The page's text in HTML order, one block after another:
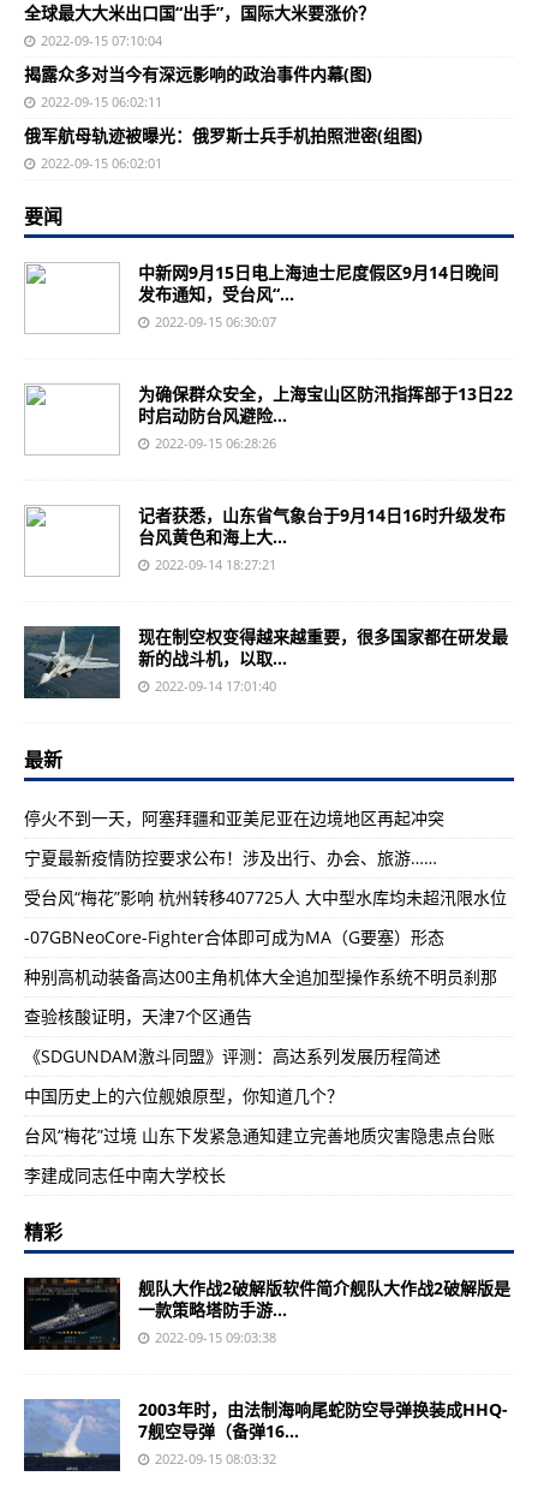
全球最大大米出口国“出手”，国际大米要涨价？
2022-09-15 07:10:04
揭露众多对当今有深远影响的政治事件内幕(图)
2022-09-15 06:02:11
俄军航母轨迹被曝光：俄罗斯士兵手机拍照泄密(组图)
2022-09-15 06:02:01
要闻
中新网9月15日电上海迪士尼度假区9月14日晚间
发布通知，受台风“...
2022-09-15 06:30:07
为确保群众安全，上海宝山区防汛指挥部于13日22
时启动防台风避险...
2022-09-15 06:28:26
记者获悉，山东省气象台于9月14日16时升级发布
台风黄色和海上大...
2022-09-14 18:27:21
现在制空权变得越来越重要，很多国家都在研发最
新的战斗机，以取...
2022-09-14 17:01:40
最新
停火不到一天，阿塞拜疆和亚美尼亚在边境地区再起冲突
宁夏最新疫情防控要求公布！涉及出行、办会、旅游……
受台风“梅花”影响 杭州转移407725人 大中型水库均未超汛限水位
-07GBNeoCore-Fighter合体即可成为MA（G要塞）形态
种别高机动装备高达00主角机体大全追加型操作系统不明员刹那
查验核酸证明，天津7个区通告
《SDGUNDAM激斗同盟》评测：高达系列发展历程简述
中国历史上的六位舰娘原型，你知道几个？
台风“梅花”过境 山东下发紧急通知建立完善地质灾害隐患点台账
李建成同志任中南大学校长
精彩
舰队大作战2破解版软件简介舰队大作战2破解版是
一款策略塔防手游...
2022-09-15 09:03:38
2003年时，由法制海响尾蛇防空导弹换装成HHQ-
7舰空导弹（备弹16...
2022-09-15 08:03:32